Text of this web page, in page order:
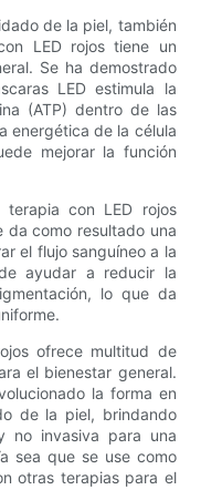
de la piel, también
LED rojos tiene un
Se ha demostrado
LED estimula la
(ATP) dentro de las
energética de la célula
mejorar la función
con LED rojos
da como resultado una
el flujo sanguíneo a la
ayudar a reducir la
lo que da
ofrece multitud de
el bienestar general.
la forma en
de la piel, brindando
no invasiva para una
sea que se use como
otras terapias para el